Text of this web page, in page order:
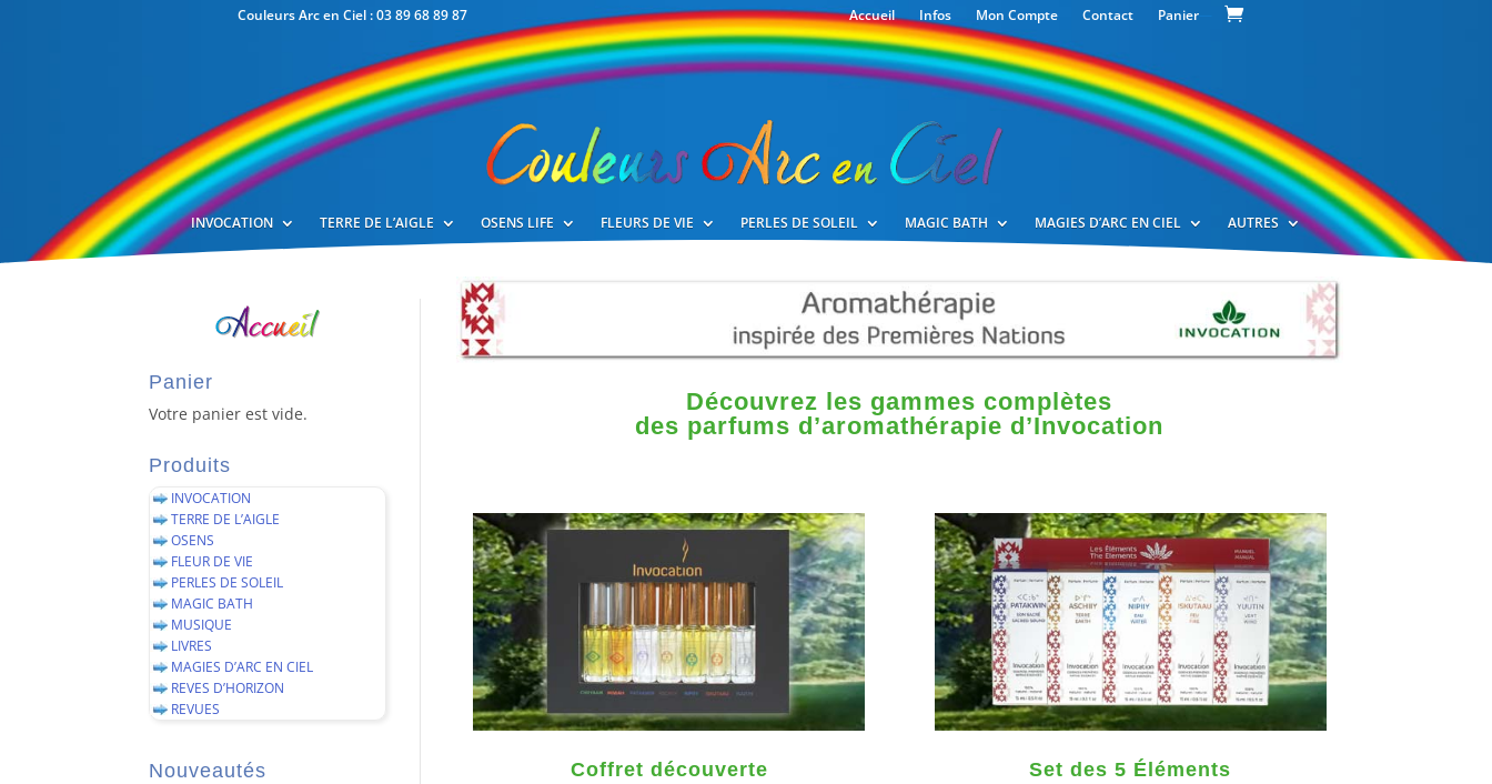
Couleurs Arc en Ciel : 03 89 68 89 87 Accueil Infos Mon Compte Contact Panier—
INVOCATION TERRE DE L’AIGLE OSENS LIFE FLEURS DE VIE PERLES DE SOLEIL MAGIC BATH MAGIES D’ARC EN CIEL AUTRES
Panier
Votre panier est vide.
Produits
INVOCATION
TERRE DE L’AIGLE
OSENS
FLEUR DE VIE
PERLES DE SOLEIL
MAGIC BATH
MUSIQUE
LIVRES
MAGIES D’ARC EN CIEL
REVES D’HORIZON
REVUES
Nouveautés
Découvrez les gammes complètes
des parfums d’aromathérapie d’Invocation
Coffret découverte Set des 5 Éléments